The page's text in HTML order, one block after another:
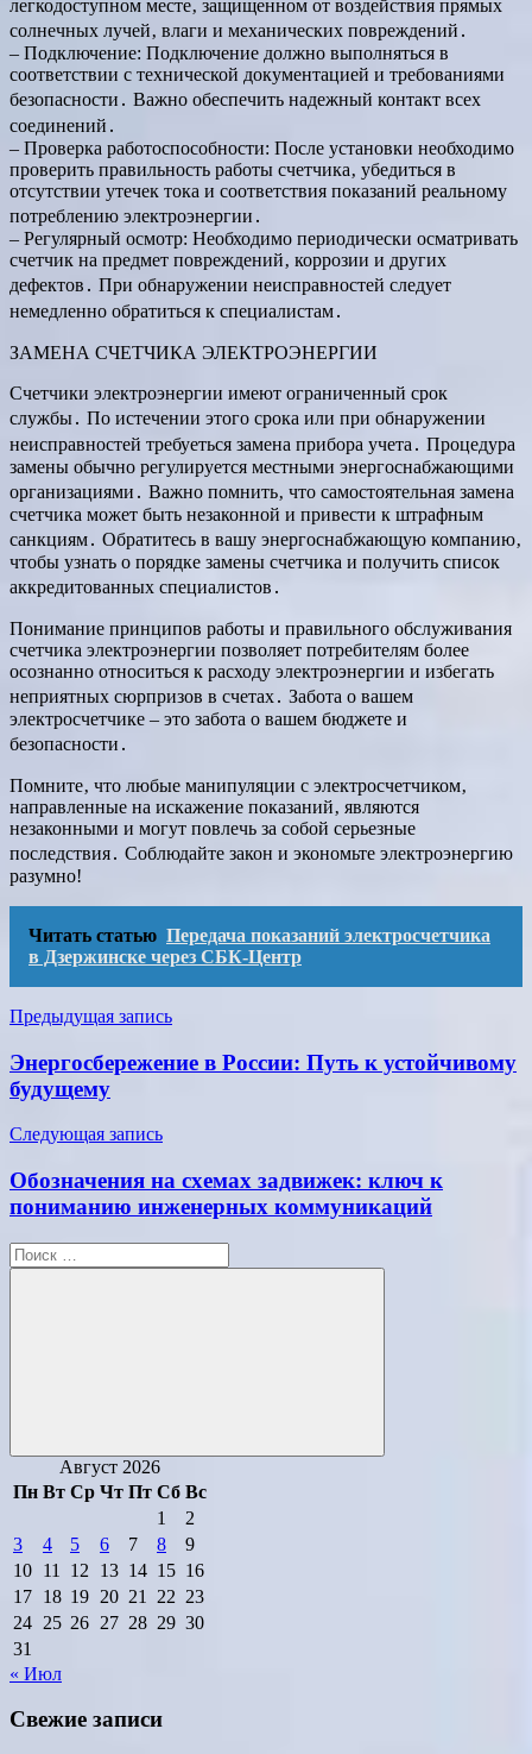
легкодоступном месте‚ защищенном от воздействия прямых
солнечных лучей‚ влаги и механических повреждений․
– Подключение: Подключение должно выполняться в
соответствии с технической документацией и требованиями
безопасности․ Важно обеспечить надежный контакт всех
соединений․
– Проверка работоспособности: После установки необходимо
проверить правильность работы счетчика‚ убедиться в
отсутствии утечек тока и соответствия показаний реальному
потреблению электроэнергии․
– Регулярный осмотр: Необходимо периодически осматривать
счетчик на предмет повреждений‚ коррозии и других
дефектов․ При обнаружении неисправностей следует
немедленно обратиться к специалистам․
ЗАМЕНА СЧЕТЧИКА ЭЛЕКТРОЭНЕРГИИ
Счетчики электроэнергии имеют ограниченный срок
службы․ По истечении этого срока или при обнаружении
неисправностей требуеться замена прибора учета․ Процедура
замены обычно регулируется местными энергоснабжающими
организациями․ Важно помнить‚ что самостоятельная замена
счетчика может быть незаконной и привести к штрафным
санкциям․ Обратитесь в вашу энергоснабжающую компанию‚
чтобы узнать о порядке замены счетчика и получить список
аккредитованных специалистов․
Понимание принципов работы и правильного обслуживания
счетчика электроэнергии позволяет потребителям более
осознанно относиться к расходу электроэнергии и избегать
неприятных сюрпризов в счетах․ Забота о вашем
электросчетчике – это забота о вашем бюджете и
безопасности․
Помните‚ что любые манипуляции с электросчетчиком‚
направленные на искажение показаний‚ являются
незаконными и могут повлечь за собой серьезные
последствия․ Соблюдайте закон и экономьте электроэнергию
разумно!
Читать статью Передача показаний электросчетчика
в Дзержинске через СБК-Центр
Навигация
по
записям
Предыдущая запись
Энергосбережение в России: Путь к устойчивому
будущему
Следующая запись
Обозначения на схемах задвижек: ключ к
пониманию инженерных коммуникаций
Поиск
для:
Поиск
Август 2026
Пн Вт Ср Чт Пт Сб Вс
1
2
3
4 5 6 7 8
9
10 11 12 13 14 15 16
17 18 19 20 21 22 23
24 25 26 27 28 29 30
31
« Июл
Свежие записи